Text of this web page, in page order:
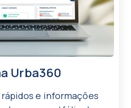
Urba360
e informações